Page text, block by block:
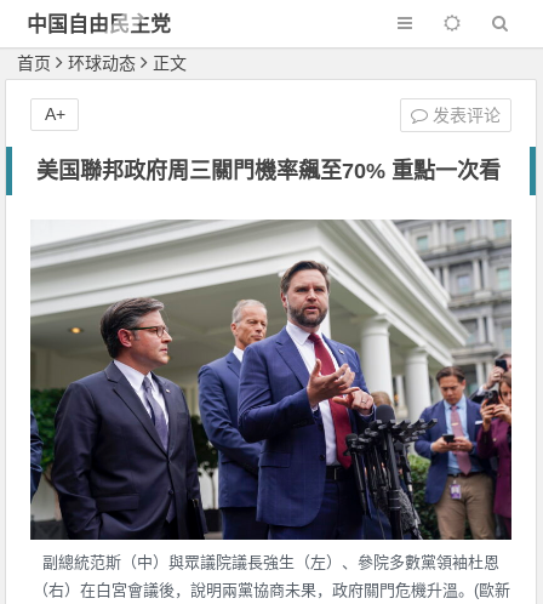
中国自由民主党
首页 环球动态 正文
美国聯邦政府周三關門機率飆至70% 重點一次看
副總統范斯（中）與眾議院議長強生（左）、參院多數黨領袖杜恩
（右）在白宮會議後，說明兩黨協商未果，政府關門危機升溫。(歐新
发表评论
A+